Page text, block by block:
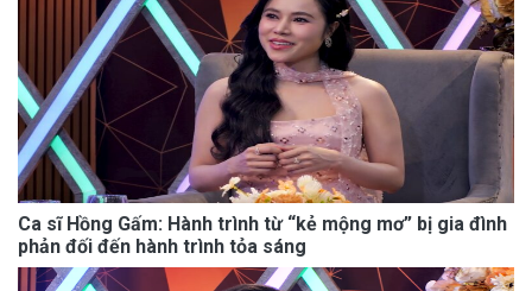
Ca sĩ Hồng Gấm: Hành trình từ “kẻ mộng mơ” bị gia đình
phản đối đến hành trình tỏa sáng